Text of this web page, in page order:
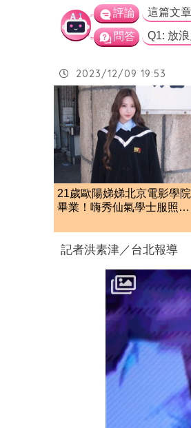
評論
問答
2023/12/09 19:53
21歲歐陽娣娣北京電影學院
畢業！嗨秀仙氣學士服照
記者洪素津／台北報導